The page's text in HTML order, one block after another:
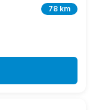
78 km